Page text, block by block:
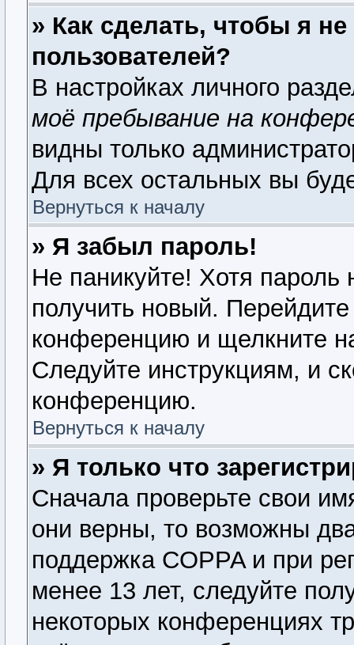
» Как сделать, чтобы я
пользователей?
В настройках личного
моё пребывание на
видны только
Для всех остальных вы
Вернуться к началу
» Я забыл пароль!
Не паникуйте! Хотя пароль
получить новый.
конференцию и щелкните
Следуйте инструкциям, и
конференцию.
Вернуться к началу
» Я только что
Сначала проверьте свои
они верны, то возможны
поддержка COPPA и при
менее 13 лет, следуйте
некоторых конференциях